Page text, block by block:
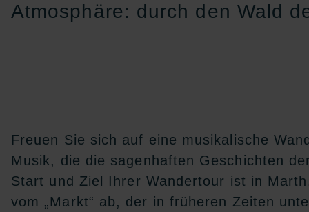
Atmosphäre: durch den Wald
Freuen Sie sich auf eine musikalische
Musik, die die sagenhaften Geschichten
Start und Ziel Ihrer Wandertour ist in
vom „Markt“ ab, der in früheren Zeiten